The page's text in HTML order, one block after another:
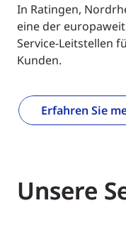
In Ratingen,
eine der
Service-Leitstellen
Kunden.
Erfahren Sie
Unsere